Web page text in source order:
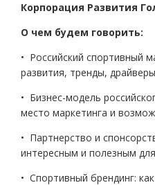
Корпорация Развития
О чем будем говорить:
• Российский спортивный
развития, тренды,
• Бизнес-модель
место маркетинга и
• Партнерство и
интересным и полезным
• Спортивный брендинг: